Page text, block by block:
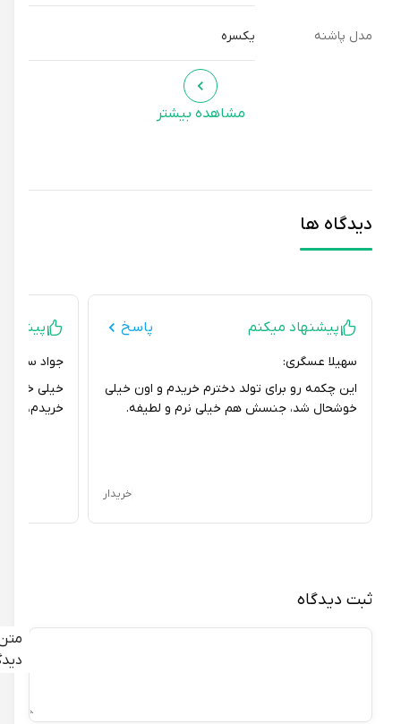
مدل پاشنه یکسره
مشاهده بیشتر
دیدگاه ها
ثبت دیدگاه
متن
دیدگاه
پیشنهاد میکنم پاسخ
سهیلا عسگری:
این چکمه رو برای تولد دخترم خریدم و اون خیلی
خوشحال شد، جنسش هم خیلی نرم و لطیفه.
خریدار
پیشنهاد
جواد سهیل
خیلی خوشحالم
خریدم، هم